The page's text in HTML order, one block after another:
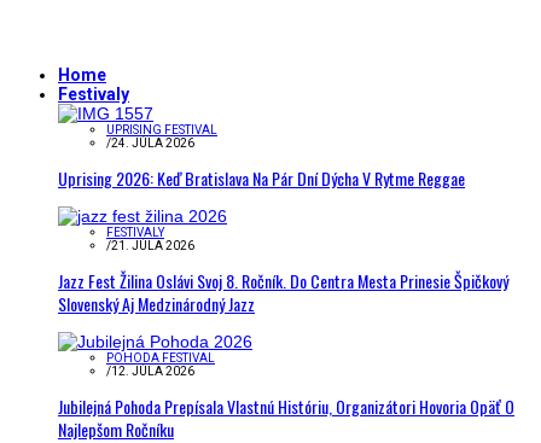
Home
Festivaly
UPRISING FESTIVAL
/24. JÚLA 2026
Uprising 2026: Keď Bratislava Na Pár Dní Dýcha V Rytme Reggae
FESTIVALY
/21. JÚLA 2026
Jazz Fest Žilina Oslávi Svoj 8. Ročník. Do Centra Mesta Prinesie Špičkový
Slovenský Aj Medzinárodný Jazz
POHODA FESTIVAL
/12. JÚLA 2026
Jubilejná Pohoda Prepísala Vlastnú Históriu, Organizátori Hovoria Opäť O
Najlepšom Ročníku